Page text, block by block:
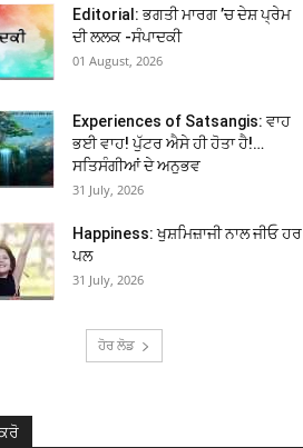
Editorial: ਭਗਤੀ ਮਾਰਗ ’ਚ ਦੇਸ਼ ਪ੍ਰੇਮ
ਦੀ ਲਲਕ -ਸੰਪਾਦਕੀ
01 August, 2026
Experiences of Satsangis: ਵਾਹ
ਭਈ ਵਾਹ! ਪੁੱਟਰ ਐਸੇ ਹੀ ਹੋਤਾ ਹੈ!…
ਸਤਿਸੰਗੀਆਂ ਦੇ ਅਨੁਭਵ
31 July, 2026
Happiness: ਖੁਸ਼ਮਿਜ਼ਾਜੀ ਨਾਲ ਜੀਓ ਹਰ
ਪਲ
31 July, 2026
ਹੋਰ ਲੋਡ